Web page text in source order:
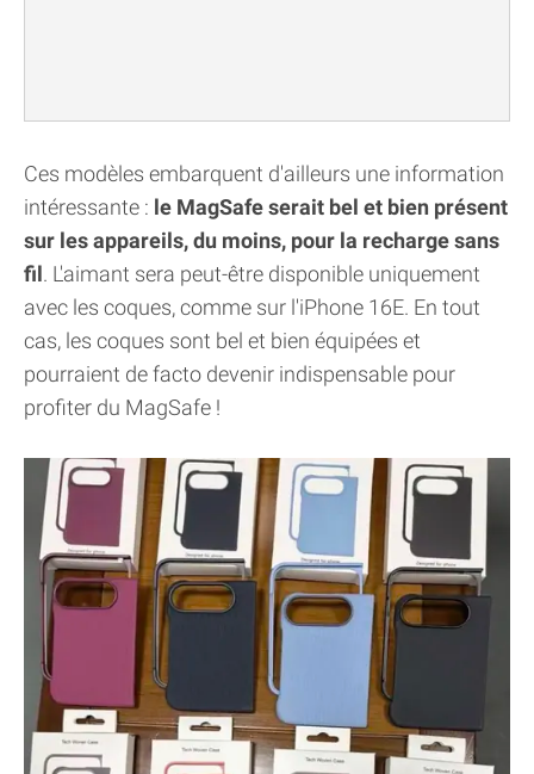
Ces modèles embarquent d'ailleurs une information
intéressante : le MagSafe serait bel et bien présent
sur les appareils, du moins, pour la recharge sans
fil. L'aimant sera peut-être disponible uniquement
avec les coques, comme sur l'iPhone 16E. En tout
cas, les coques sont bel et bien équipées et
pourraient de facto devenir indispensable pour
profiter du MagSafe !